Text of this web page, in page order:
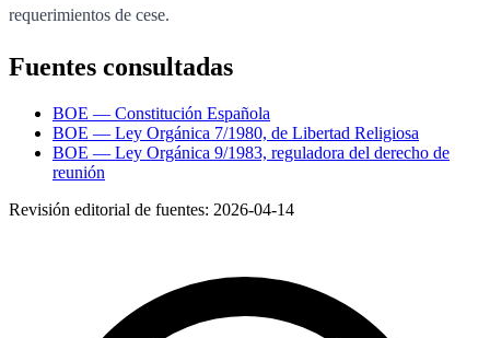
requerimientos de cese.
Fuentes consultadas
BOE — Constitución Española
BOE — Ley Orgánica 7/1980, de Libertad Religiosa
BOE — Ley Orgánica 9/1983, reguladora del derecho de
reunión
Revisión editorial de fuentes: 2026-04-14